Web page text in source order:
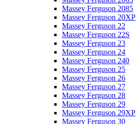
Massey Ferguson 2085
Massey Ferguson 20XP
Massey Ferguson 22
Massey Ferguson 22S
Massey Ferguson 23
Massey Ferguson 24
Massey Ferguson 240
Massey Ferguson 25
Massey Ferguson 26
Massey Ferguson 27
Massey Ferguson 28
Massey Ferguson 29
Massey Ferguson 29XP
Massey Ferguson 30